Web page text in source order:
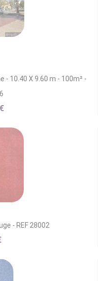
- 10.40 X 9.60 m - 100m² -
- REF 28002